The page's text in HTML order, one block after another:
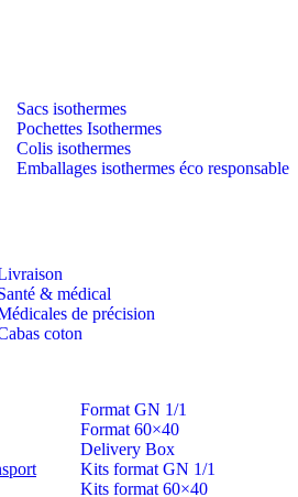
Sacs isothermes
Pochettes Isothermes
Colis isothermes
Emballages isothermes éco responsable
& médical
de précision
coton
Format GN 1/1
Format 60×40
Delivery Box
Kits format GN 1/1
Kits format 60×40